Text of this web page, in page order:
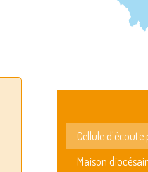
Cellule
Maison